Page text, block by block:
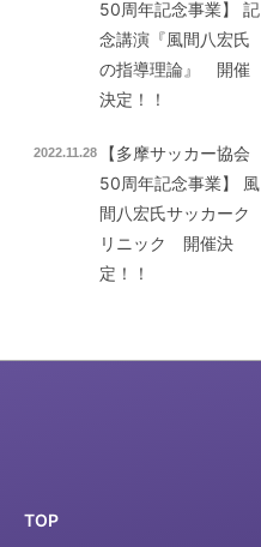
50周年記念事業】 記
念講演『風間八宏氏
の指導理論』 開催
決定！！
【多摩サッカー協会
50周年記念事業】 風
間八宏氏サッカーク
リニック 開催決
定！！
2022.11.28
TOP